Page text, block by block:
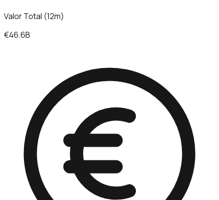
Valor Total (12m)
€46.6B